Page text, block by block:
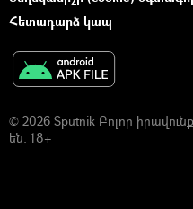
Հետադարձ կապ
© 2026 Sputnik Բոլոր
են. 18+